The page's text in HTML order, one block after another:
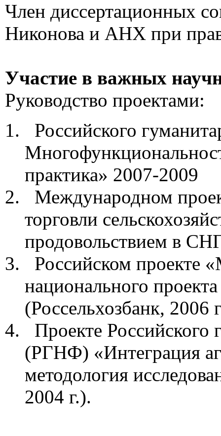
Член диссертационных
Никонова и АНХ при
Участие в важных
Руководство проектами:
Российского
практика» 2007-2009
Международном
торговли
продовольствием в
Российском проекте
национального
(Россельхозбанк, 2006
Проекте Российского
(РГНФ) «Интеграция
методология
2004 г.).